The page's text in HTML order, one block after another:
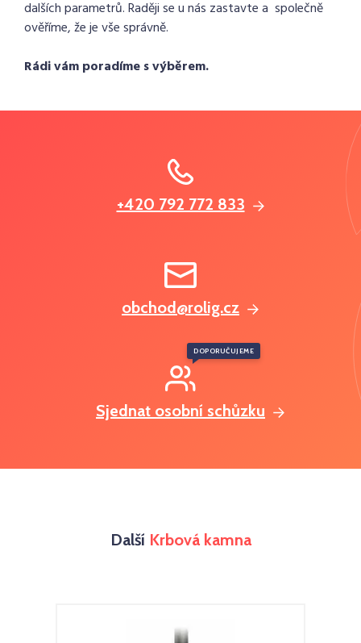
dalších parametrů. Raději se u nás zastavte a společně
ověříme, že je vše správně.
Rádi vám poradíme s výběrem.
+420 792 772 833
obchod@rolig.cz
Sjednat osobní schůzku
DOPORUČUJEME
Další Krbová kamna